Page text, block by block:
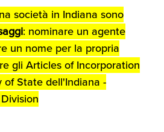
pratico sul
con gli USA
ottiene la
richiedere
Distributori di
Industriali
società in Indiana sono
: nominare un agente
un nome per la propria
gli Articles of Incorporation
of State dell'Indiana -